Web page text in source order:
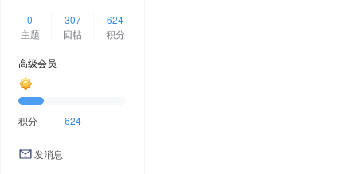
0
主题
307
回帖
624
积分
高级会员
积分 624
发消息